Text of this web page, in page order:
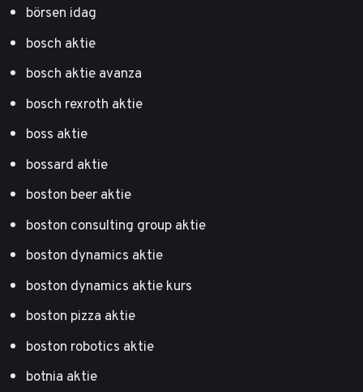
börsen idag
bosch aktie
bosch aktie avanza
bosch rexroth aktie
boss aktie
bossard aktie
boston beer aktie
boston consulting group aktie
boston dynamics aktie
boston dynamics aktie kurs
boston pizza aktie
boston robotics aktie
botnia aktie